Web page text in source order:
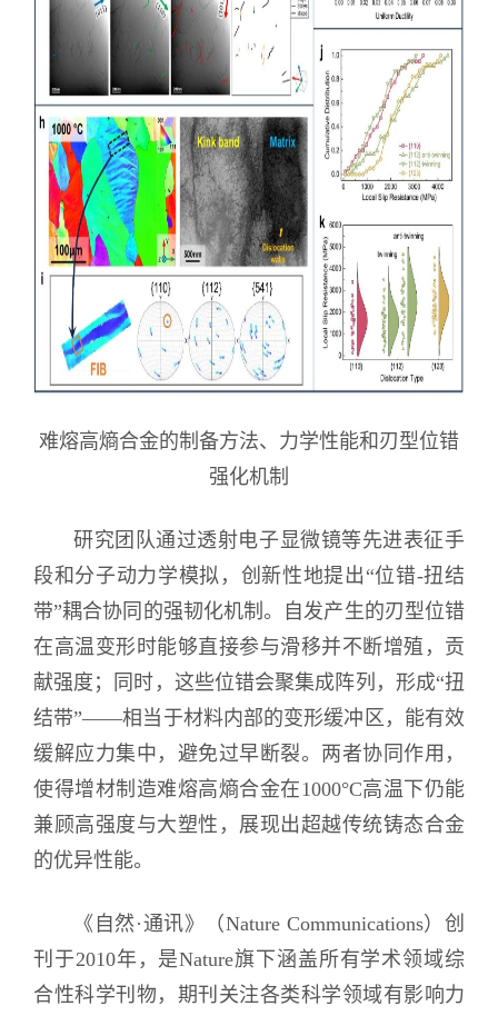
难熔高熵合金的制备方法、力学性能和刃型位错
强化机制
研究团队通过透射电子显微镜等先进表征手
段和分子动力学模拟，创新性地提出“位错-扭结
带”耦合协同的强韧化机制。自发产生的刃型位错
在高温变形时能够直接参与滑移并不断增殖，贡
献强度；同时，这些位错会聚集成阵列，形成“扭
结带”——相当于材料内部的变形缓冲区，能有效
缓解应力集中，避免过早断裂。两者协同作用，
使得增材制造难熔高熵合金在1000°C高温下仍能
兼顾高强度与大塑性，展现出超越传统铸态合金
的优异性能。
《自然·通讯》（Nature Communications）创
刊于2010年，是Nature旗下涵盖所有学术领域综
合性科学刊物，期刊关注各类科学领域有影响力